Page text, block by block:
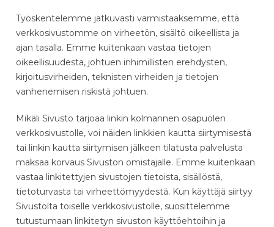
Työskentelemme jatkuvasti varmistaaksemme, että
verkkosivustomme on virheetön, sisältö oikeellista ja
ajan tasalla. Emme kuitenkaan vastaa tietojen
oikeellisuudesta, johtuen inhimillisten erehdysten,
kirjoitusvirheiden, teknisten virheiden ja tietojen
vanhenemisen riskistä johtuen.
Mikäli Sivusto tarjoaa linkin kolmannen osapuolen
verkkosivustolle, voi näiden linkkien kautta siirtymisestä
tai linkin kautta siirtymisen jälkeen tilatusta palvelusta
maksaa korvaus Sivuston omistajalle. Emme kuitenkaan
vastaa linkitettyjen sivustojen tietoista, sisällöstä,
tietoturvasta tai virheettömyydestä. Kun käyttäjä siirtyy
Sivustolta toiselle verkkosivustolle, suosittelemme
tutustumaan linkitetyn sivuston käyttöehtoihin ja